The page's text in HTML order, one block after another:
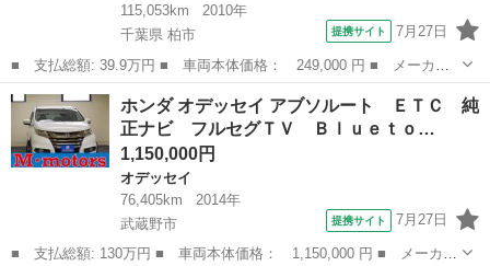
115,053km
2010年
千葉県 柏市
提携サイト 7月27日
■ 支払総額: 39.9万円 ■ 車両本体価格： 249,000 円 ■ メーカー
名： ホンダ ■ 車種名： オデッセイ ■ グレード名： Ｍファイ
ンスピリット エアロパッケージ ユーザー買取車／共豊コーポレー
ション製ＳＥ...
千葉 柏市 オデッセイ
ホンダ オデッセイ アブソルート ＥＴＣ 純
正ナビ フルセグＴＶ Ｂｌｕｅｔｏ…
1,150,000円
オデッセイ
76,405km
2014年
武蔵野市
提携サイト 7月27日
■ 支払総額: 130万円 ■ 車両本体価格： 1,150,000 円 ■ メーカー